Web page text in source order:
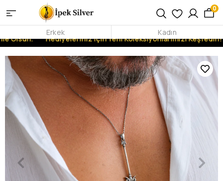
Olsun. Hediyeleriniz İçin Yeni Koleksiyonlarımızı Keşfedin!
0
Erkek Kadın